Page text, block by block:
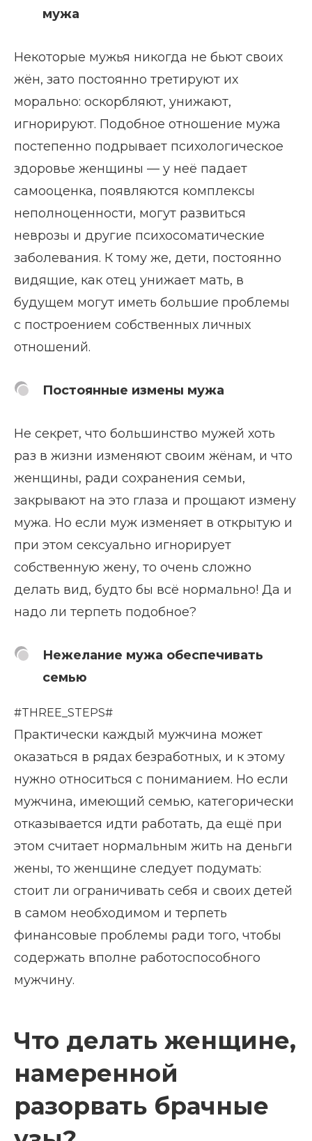
мужа
Некоторые мужья никогда не бьют своих
жён, зато постоянно третируют их
морально: оскорбляют, унижают,
игнорируют. Подобное отношение мужа
постепенно подрывает психологическое
здоровье женщины — у неё падает
самооценка, появляются комплексы
неполноценности, могут развиться
неврозы и другие психосоматические
заболевания. К тому же, дети, постоянно
видящие, как отец унижает мать, в
будущем могут иметь большие проблемы
с построением собственных личных
отношений.
Постоянные измены мужа
Не секрет, что большинство мужей хоть
раз в жизни изменяют своим жёнам, и что
женщины, ради сохранения семьи,
закрывают на это глаза и прощают измену
мужа. Но если муж изменяет в открытую и
при этом сексуально игнорирует
собственную жену, то очень сложно
делать вид, будто бы всё нормально! Да и
надо ли терпеть подобное?
Нежелание мужа обеспечивать
семью
#THREE_STEPS#
Практически каждый мужчина может
оказаться в рядах безработных, и к этому
нужно относиться с пониманием. Но если
мужчина, имеющий семью, категорически
отказывается идти работать, да ещё при
этом считает нормальным жить на деньги
жены, то женщине следует подумать:
стоит ли ограничивать себя и своих детей
в самом необходимом и терпеть
финансовые проблемы ради того, чтобы
содержать вполне работоспособного
мужчину.
Что делать женщине,
намеренной
разорвать брачные